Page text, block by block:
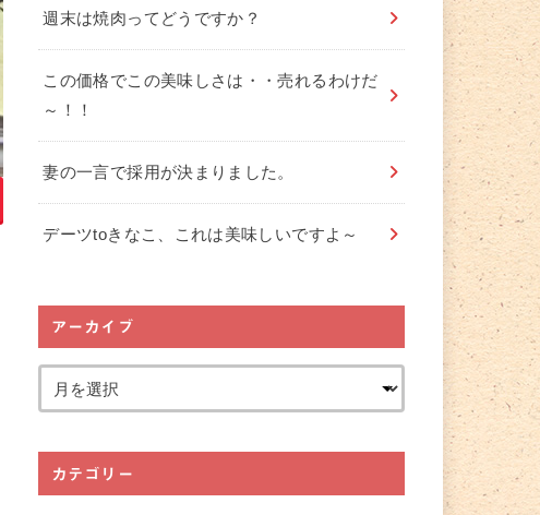
週末は焼肉ってどうですか？
この価格でこの美味しさは・・売れるわけだ
～！！
妻の一言で採用が決まりました。
デーツtoきなこ、これは美味しいですよ～
アーカイブ
カテゴリー